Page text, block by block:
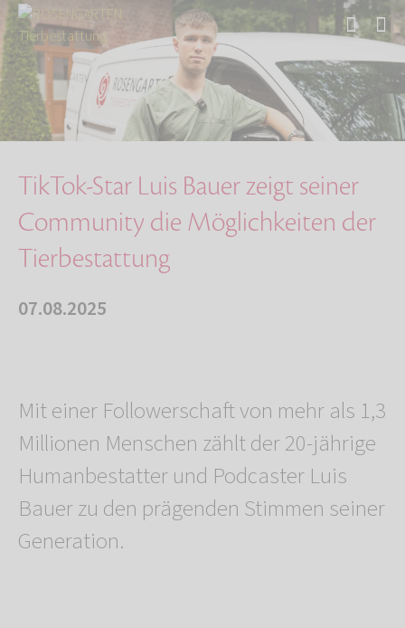
Start Über uns
Aktuelles
TikTok-Star Luis Bauer zeigt seiner Community…
TikTok-Star Luis Bauer zeigt seiner
Community die Möglichkeiten der
Tierbestattung
07.08.2025
Mit einer Followerschaft von mehr als 1,3
Millionen Menschen zählt der 20-jährige
Humanbestatter und Podcaster Luis
Bauer zu den prägenden Stimmen seiner
Generation.